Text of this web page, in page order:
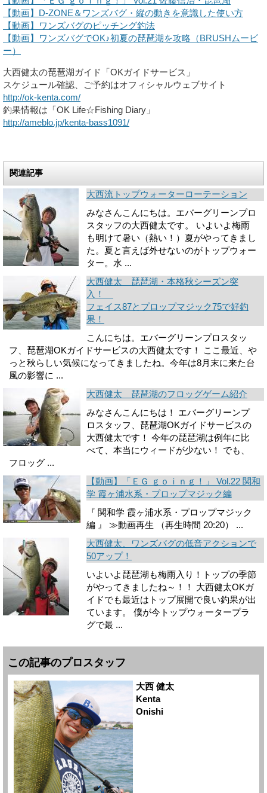
【動画】D-ZONE＆ワンズバグ・縦の動きを意識した使い方
【動画】ワンズバグのピッチング釣法
【動画】ワンズバグでOK♪初夏の琵琶湖を攻略（BRUSHムービ
ー）
大西健太の琵琶湖ガイド「OKガイドサービス」
スケジュール確認、ご予約はオフィシャルウェブサイト
http://ok-kenta.com/
釣果情報は「OK Life☆Fishing Diary」
http://ameblo.jp/kenta-bass1091/
関連記事
大西流トップウォーターローテーション
みなさんこんにちは。エバーグリーンプロ
スタッフの大西健太です。 いよいよ梅雨
も明けて暑い（熱い！）夏がやってきまし
た。夏と言えば外せないのがトップウォー
ター。水 ...
大西健太 琵琶湖・本格秋シーズン突
入！
フェイス87とプロップマジック75で好釣
果！
こんにちは。エバーグリーンプロスタッ
フ、琵琶湖OKガイドサービスの大西健太です！ ここ最近、や
っと秋らしい気候になってきましたね。今年は8月末に来た台
風の影響に ...
大西健太 琵琶湖のフロッグゲーム紹介
みなさんこんにちは！ エバーグリーンプ
ロスタッフ、琵琶湖OKガイドサービスの
大西健太です！ 今年の琵琶湖は例年に比
べて、本当にウィードが少ない！ でも、
フロッグ ...
【動画】「ＥＧ ｇｏｉｎｇ！」 Vol.22 関和
学 霞ヶ浦水系・プロップマジック編
『 関和学 霞ヶ浦水系・プロップマジック
編 』 ≫動画再生 （再生時間 20:20） ...
大西健太、ワンズバグの低音アクションで
50アップ！
いよいよ琵琶湖も梅雨入り！トップの季節
がやってきましたね～！！ 大西健太OKガ
イドでも最近はトップ展開で良い釣果が出
ています。 僕が今トップウォータープラ
グで最 ...
この記事のプロスタッフ
大西 健太
Kenta
Onishi